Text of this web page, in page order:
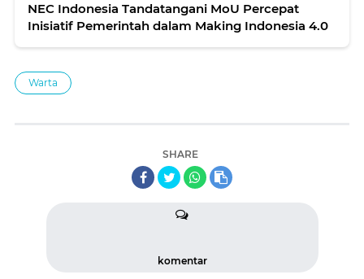
NEC Indonesia Tandatangani MoU Percepat
Inisiatif Pemerintah dalam Making Indonesia 4.0
Warta
SHARE
komentar